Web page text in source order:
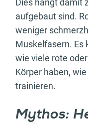
Dies hängt damit
aufgebaut sind.
weniger
Muskelfasern. Es
wie viele rote
Körper haben,
trainieren.
Mythos: